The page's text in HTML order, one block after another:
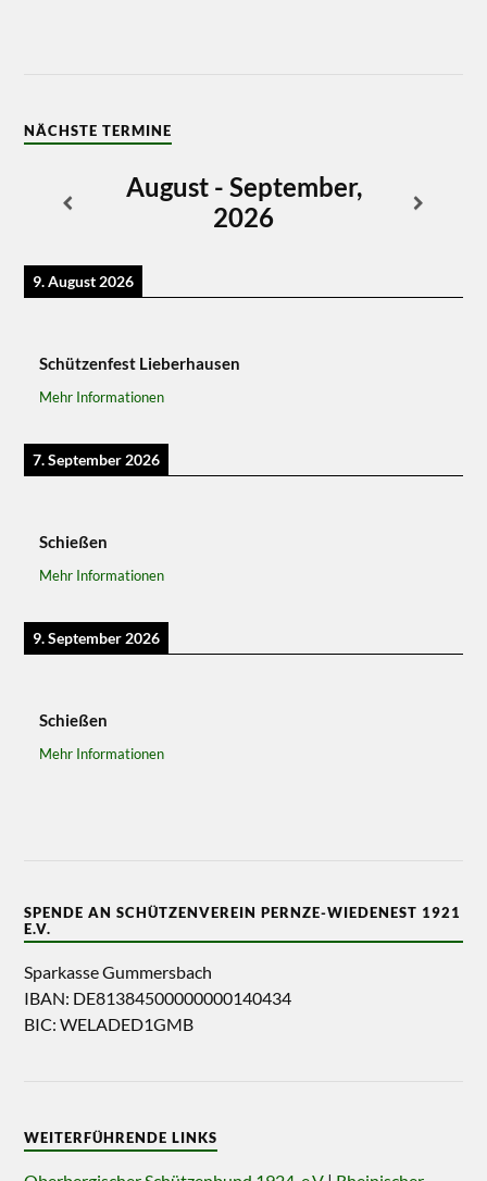
NÄCHSTE TERMINE
August - September,
2026
9. August 2026
Schützenfest Lieberhausen
Mehr Informationen
7. September 2026
Schießen
Mehr Informationen
9. September 2026
Schießen
Mehr Informationen
SPENDE AN SCHÜTZENVEREIN PERNZE-WIEDENEST 1921
E.V.
Sparkasse Gummersbach
IBAN: DE81384500000000140434
BIC: WELADED1GMB
WEITERFÜHRENDE LINKS